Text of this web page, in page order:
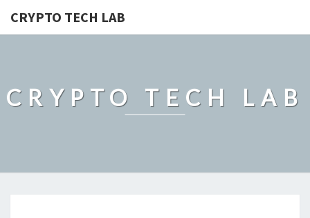
CRYPTO TECH LAB
CRYPTO TECH LAB